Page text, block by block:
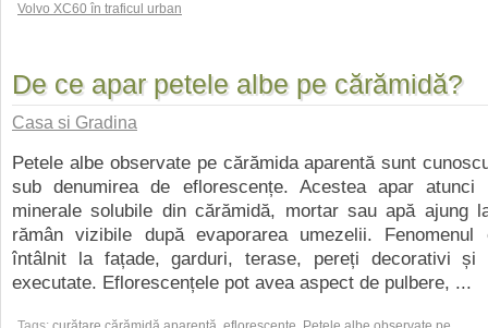
Volvo XC60 în traficul urban
De ce apar petele albe pe cărămidă?
Casa si Gradina
Petele albe observate pe cărămida aparentă sunt
sub denumirea de eflorescențe. Acestea apar atunci
minerale solubile din cărămidă, mortar sau apă ajung
rămân vizibile după evaporarea umezelii. Fenomenul
întâlnit la fațade, garduri, terase, pereți decorativi și
executate. Eflorescențele pot avea aspect de pulbere, ...